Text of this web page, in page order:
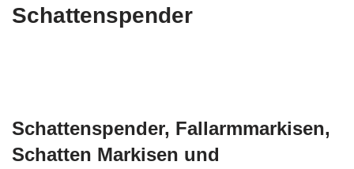
Schattenspender
Schattenspender, Fallarmmarkisen,
Schatten Markisen und